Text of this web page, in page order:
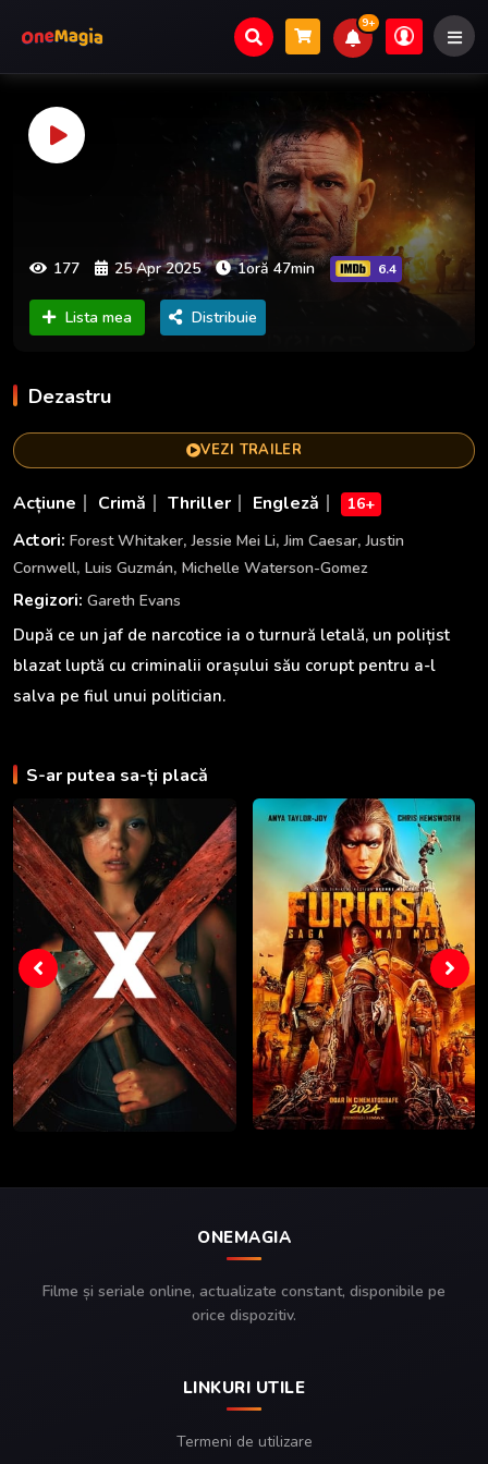
9+
177 25 Apr 2025 1oră 47min 6.4
Lista mea Distribuie
Dezastru
VEZI TRAILER
Acțiune Crimă Thriller Engleză 16+
Actori: Forest Whitaker,Jessie Mei Li,Jim Caesar,Justin
Cornwell, Luis Guzmán, Michelle Waterson-Gomez
Regizori: Gareth Evans
După ce un jaf de narcotice ia o turnură letală, un polițist
blazat luptă cu criminalii orașului său corupt pentru a-l
salva pe fiul unui politician.
S-ar putea sa-ți placă
ONEMAGIA
Filme și seriale online, actualizate constant, disponibile pe
orice dispozitiv.
LINKURI UTILE
Termeni de utilizare